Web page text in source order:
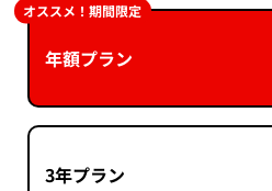
年額プラン
オススメ！期間限定
3年プラン